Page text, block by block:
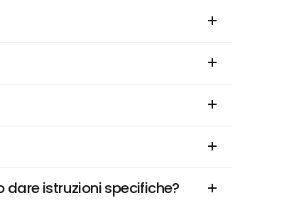
dare istruzioni specifiche?